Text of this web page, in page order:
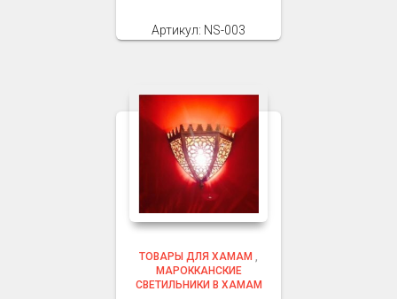
Артикул: NS-003
ТОВАРЫ ДЛЯ ХАМАМ ,
МАРОККАНСКИЕ
СВЕТИЛЬНИКИ В ХАМАМ